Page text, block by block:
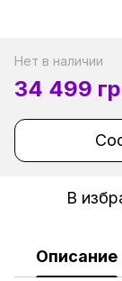
Нет в наличии
34 499
В
Описание